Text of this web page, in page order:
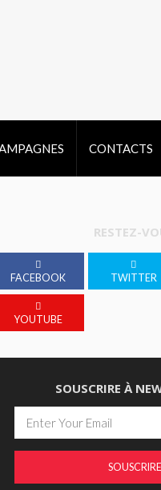
CONTACTS
RESTEZ-
FACEBOOK TWITTER
YOUTUBE
SOUSCRIRE À
SOUSCRIRE